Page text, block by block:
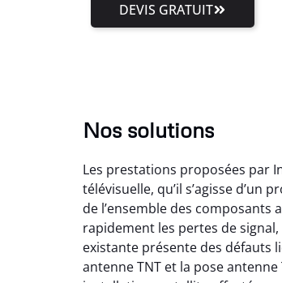
DEVIS GRATUIT
Nos solutions
Les prestations proposées par
télévisuelle, qu’il s’agisse
de l’ensemble des
rapidement les pertes de
existante présente des défauts
antenne TNT et la pose